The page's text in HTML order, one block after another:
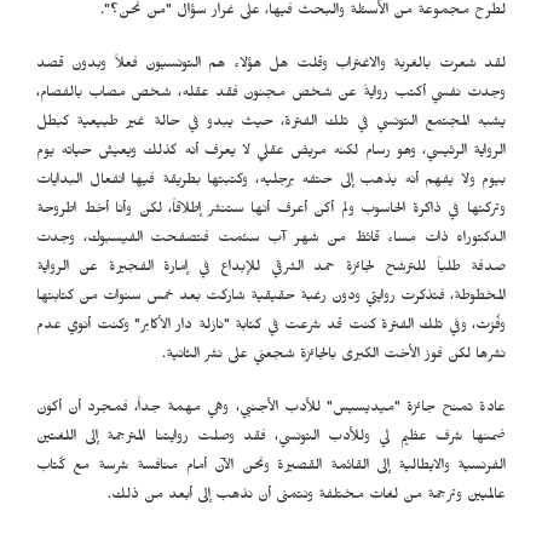
لطرح مجموعة من الأسئلة والبحث فيها، على غرار سؤال "من نحن؟".
لقد شعرت بالغربة والاغتراب وقلت هل هؤلاء هم التونسيون فعلاً وبدون قصد
وجدت نفسي أكتب روايةً عن شخص مجنون فقد عقله، شخص مصاب بالفصام،
يشبه المجتمع التونسي في تلك الفترة، حيث يبدو في حالة غير طبيعية كبطل
الرواية الرئيسي، وهو رسام لكنه مريض عقلي لا يعرف أنه كذلك ويعيش حياته يوم
بيوم ولا يفهم أنه يذهب إلى حتفه برجليه، وكتبتها بطريقة فيها انفعال البدايات
وتركتها في ذاكرة الحاسوب ولم أكن أعرف أنها ستنشر إطلاقاً، لكن وأنا أخط اطروحة
الدكتوراه ذات مساء قائظ من شهر آب سئمت فتصفحت الفيسبوك، وجدت
صدفة طلباً للترشح لجائزة حمد الشرقي للإبداع في إمارة الفجيرة عن الرواية
المخطوطة، فتذكرت روايتي ودون رغبة حقيقية شاركت بعد خمس سنوات من كتابتها
وفُزت، وفي تلك الفترة كنت قد شرعت في كتابة "نازلة دار الأكابر" وكنت أنوي عدم
نشرها لكن فوز الأخت الكبرى بالجائزة شجعني على نشر الثانية.
عادة تمنح جائزة "ميديسيس" للأدب الأجنبي، وهي مهمة جداً، فمجرد أن أكون
ضمنها شرف عظيم لي وللأدب التونسي، فقد وصلت روايتنا المترجمة إلى اللغتين
الفرنسية والايطالية إلى القائمة القصيرة ونحن الآن أمام منافسة شرسة مع كُتاب
عالميين وترجمة من لغات مختلفة ونتمنى أن نذهب إلى أبعد من ذلك.